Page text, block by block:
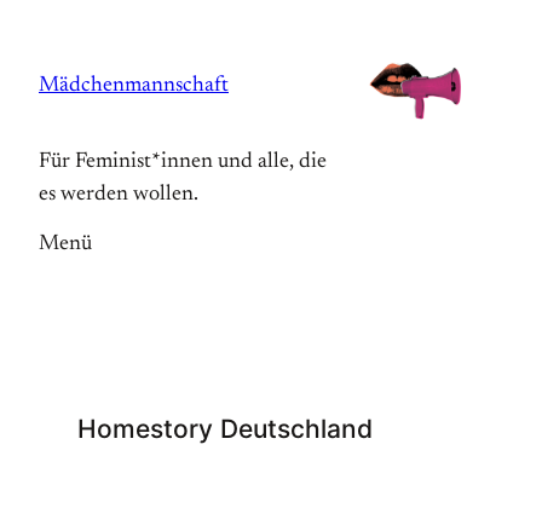
springen
Mädchenmannschaft
Für Feminist*innen und alle, die
es werden wollen.
Menü
Homestory Deutschland